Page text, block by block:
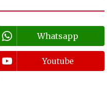
Whatsapp
Youtube